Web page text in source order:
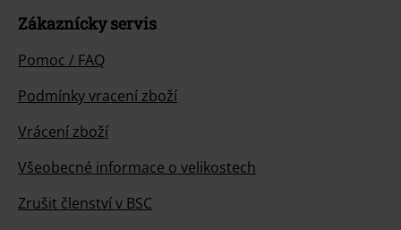
Zákaznícky servis
Pomoc / FAQ
Podmínky vracení zboží
Vrácení zboží
Všeobecné informace o velikostech
Zrušit členství v BSC